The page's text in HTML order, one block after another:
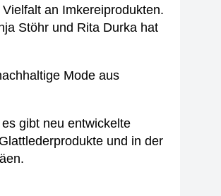
an Imkereiprodukten.
Stöhr und Rita Durka hat
Mode aus
gibt neu entwickelte
und in der